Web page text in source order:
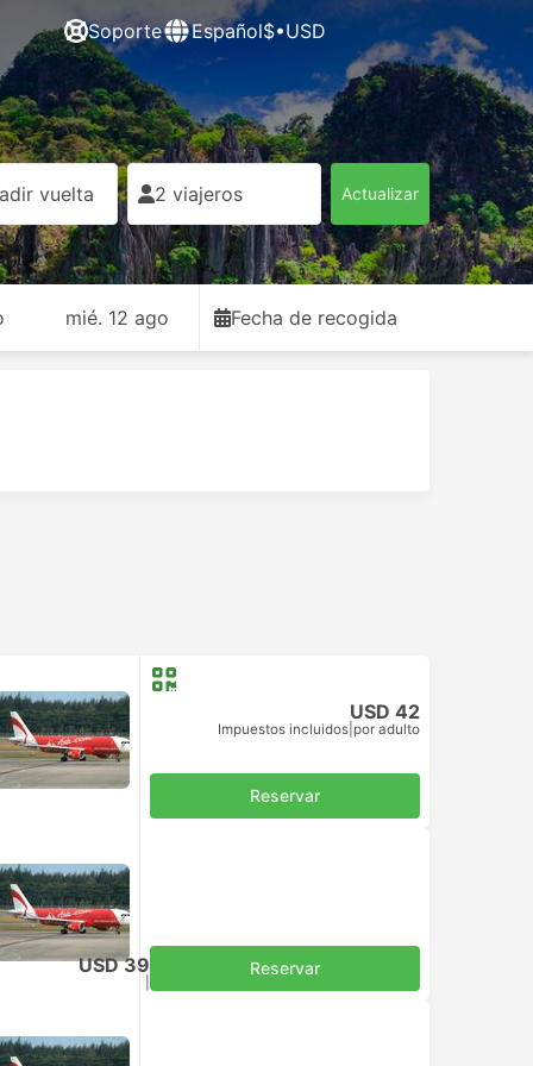
Soporte Español$•USD
vuelta 2 viajeros Actualizar
mié. 12 ago Fecha de recogida
USD 42
Impuestos incluidos por adulto
Reservar
USD 39 Reservar